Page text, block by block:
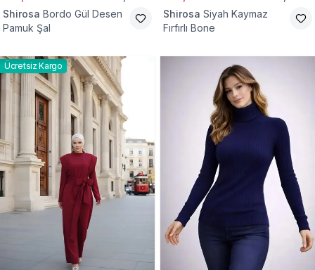
Shirosa Bordo Gül Desen
Pamuk Şal
Shirosa Siyah Kaymaz
Fırfırlı Bone
Ücretsiz Kargo